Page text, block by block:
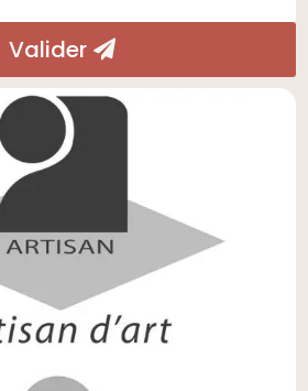
Valider